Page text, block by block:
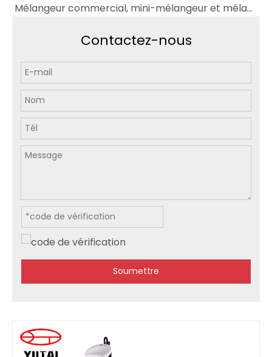
Mélangeur commercial, mini-mélangeur et mélangeur à main KitchenAid
Contactez-nous
Soumettre